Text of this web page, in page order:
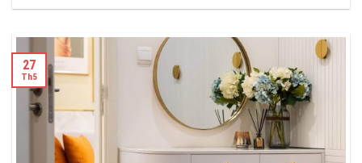
27
Th5